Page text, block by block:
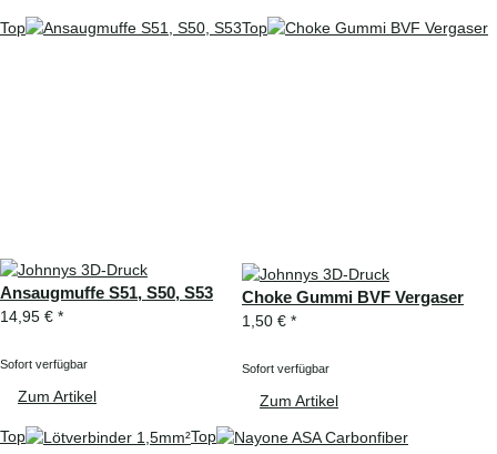
Top
Ansaugmuffe S51, S50, S53
14,95 € *
Sofort verfügbar
Zum Artikel
Top
Choke Gummi BVF Vergaser
1,50 € *
Sofort verfügbar
Zum Artikel
Top
Top